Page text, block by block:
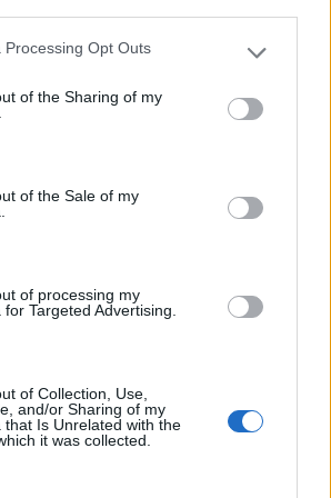
website/app uses one or more Google
or usage behaviour. You may click to
to Google and its third-party tags to
specified purposes in below Google
Processing Opt Outs
of the Sharing of my
of the Sale of my
of processing my
Targeted Advertising.
of Collection, Use,
and/or Sharing of my
that Is Unrelated with the
it was collected.